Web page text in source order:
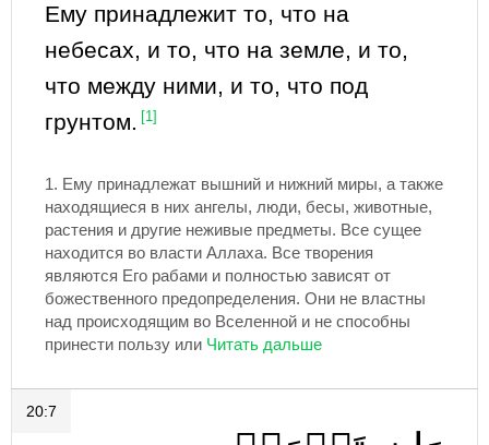
Ему принадлежит то, что на
небесах, и то, что на земле, и то,
что между ними, и то, что под
грунтом.
[1]
1. Ему принадлежат вышний и нижний миры, а также
находящиеся в них ангелы, люди, бесы, животные,
растения и другие неживые предметы. Все сущее
находится во власти Аллаха. Все творения
являются Его рабами и полностью зависят от
божественного предопределения. Они не властны
над происходящим во Вселенной и не способны
принести пользу или
20:7